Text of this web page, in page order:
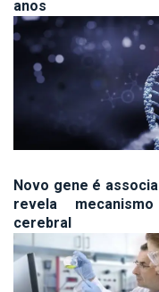
anos
Novo gene é
revela
cerebral